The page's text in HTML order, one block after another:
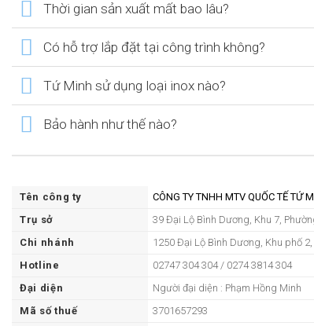
Thời gian sản xuất mất bao lâu?
Có hỗ trợ lắp đặt tại công trình không?
Tứ Minh sử dụng loại inox nào?
Bảo hành như thế nào?
Tên công ty
CÔNG TY TNHH MTV QUỐC TẾ TỨ
Trụ sở
39 Đại Lộ Bình Dương, Khu 7,
Chi nhánh
1250 Đại Lộ Bình Dương, Khu phố
Hotline
02747 304 304 / 0274 3814 304
Đại diện
Người đại diện : Phạm Hồng Minh
Mã số thuế
3701657293